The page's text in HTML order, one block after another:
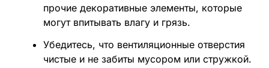
прочие декоративные элементы, которые
могут впитывать влагу и грязь.
Убедитесь, что вентиляционные отверстия
чистые и не забиты мусором или стружкой.